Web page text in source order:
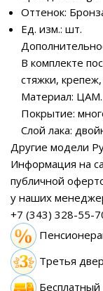
Оттенок:
Ед. изм.: шт.
В комплекте
стяжки,
Материал: ЦАМ.
Покрытие:
Слой лака:
Другие модели
Информация на
публичной
у наших
+7 (343) 328-55-
Третья
Бесплатный